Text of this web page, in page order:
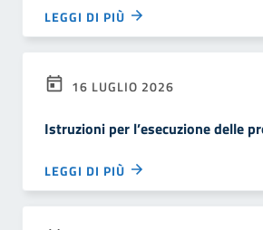
LEGGI DI PIÙ
16 LUGLIO 2026
Istruzioni per l’esecuzione delle
LEGGI DI PIÙ